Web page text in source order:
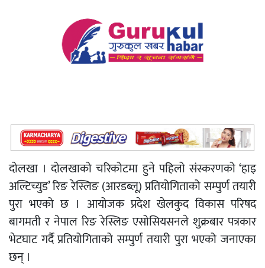
दोलखा । दोलखाको चरिकोटमा हुने पहिलो संस्करणको ‘हाइ
अल्टिच्युड’ रिङ रेस्लिङ (आरडब्लू) प्रतियोगिताको सम्पुर्ण तयारी
पुरा भएको छ । आयोजक प्रदेश खेलकुद विकास परिषद
बागमती र नेपाल रिङ रेस्लिङ एसोसियसनले शुक्रबार पत्रकार
भेटघाट गर्दै प्रतियोगिताको सम्पुर्ण तयारी पुरा भएको जनाएका
छन् ।